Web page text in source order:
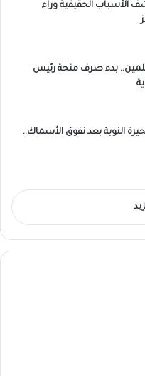
الحقيقية وراء
بدء صرف منحة رئيس
النوبة بعد نفوق الأسماك..